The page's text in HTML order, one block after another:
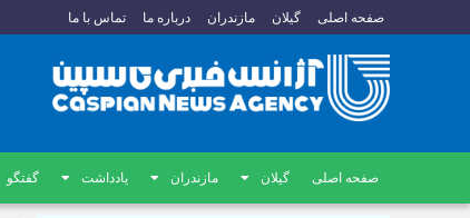
صفحه اصلی گیلان مازندران درباره ما تماس با ما
صفحه اصلی گیلان مازندران یادداشت گفتگو